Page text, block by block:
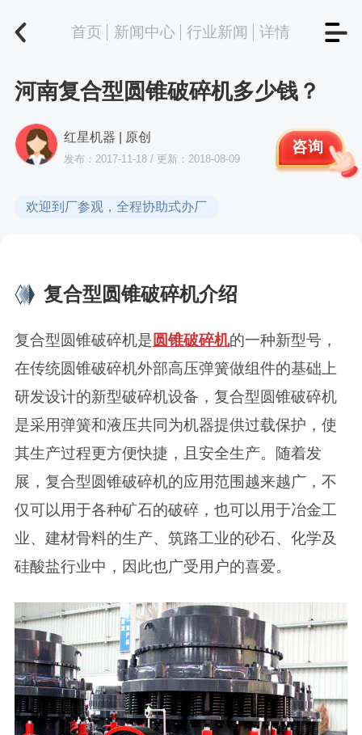
首页 新闻中心 行业新闻 详情
河南复合型圆锥破碎机多少钱？
红星机器 | 原创
发布：2017-11-18 / 更新：2018-08-09
咨询
欢迎到厂参观，全程协助式办厂
复合型圆锥破碎机介绍
复合型圆锥破碎机是圆锥破碎机的一种新型号，
在传统圆锥破碎机外部高压弹簧做组件的基础上
研发设计的新型破碎机设备，复合型圆锥破碎机
是采用弹簧和液压共同为机器提供过载保护，使
其生产过程更方便快捷，且安全生产。随着发
展，复合型圆锥破碎机的应用范围越来越广，不
仅可以用于各种矿石的破碎，也可以用于冶金工
业、建材骨料的生产、筑路工业的砂石、化学及
硅酸盐行业中，因此也广受用户的喜爱。